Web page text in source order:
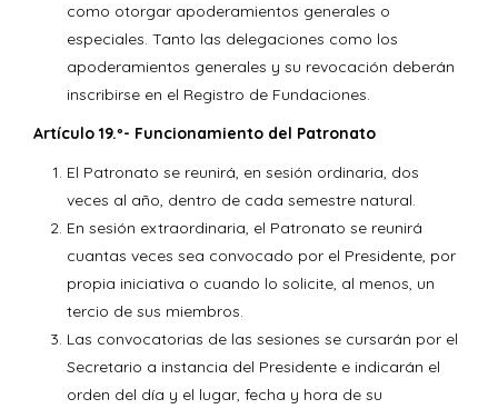
como otorgar apoderamientos generales o
especiales. Tanto las delegaciones como los
apoderamientos generales y su revocación deberán
inscribirse en el Registro de Fundaciones.
Artículo 19.º- Funcionamiento del Patronato
El Patronato se reunirá, en sesión ordinaria, dos
veces al año, dentro de cada semestre natural.
En sesión extraordinaria, el Patronato se reunirá
cuantas veces sea convocado por el Presidente, por
propia iniciativa o cuando lo solicite, al menos, un
tercio de sus miembros.
Las convocatorias de las sesiones se cursarán por el
Secretario a instancia del Presidente e indicarán el
orden del día y el lugar, fecha y hora de su